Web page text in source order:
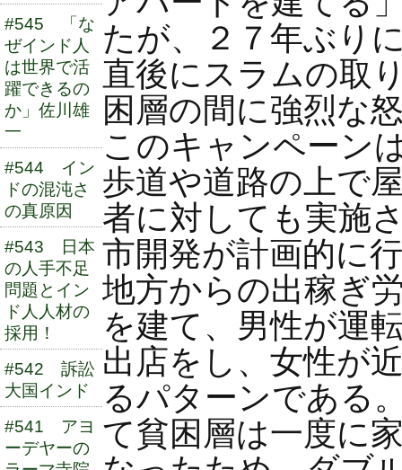
#545 「な
ぜインド人
は世界で活
躍できるの
か」佐川雄
一
#544 イン
ドの混沌さ
の真原因
#543 日本
の人手不足
問題とイン
ド人人材の
採用！
#542 訴訟
大国インド
#541 アヨ
ーデヤーの
たが、２７年ぶり
直後にスラムの取
困層の間に強烈な
このキャンペーン
歩道や道路の上で
者に対しても実施
市開発が計画的に
地方からの出稼ぎ
を建て、男性が運
出店をし、女性が
るパターンである
て貧困層は一度に